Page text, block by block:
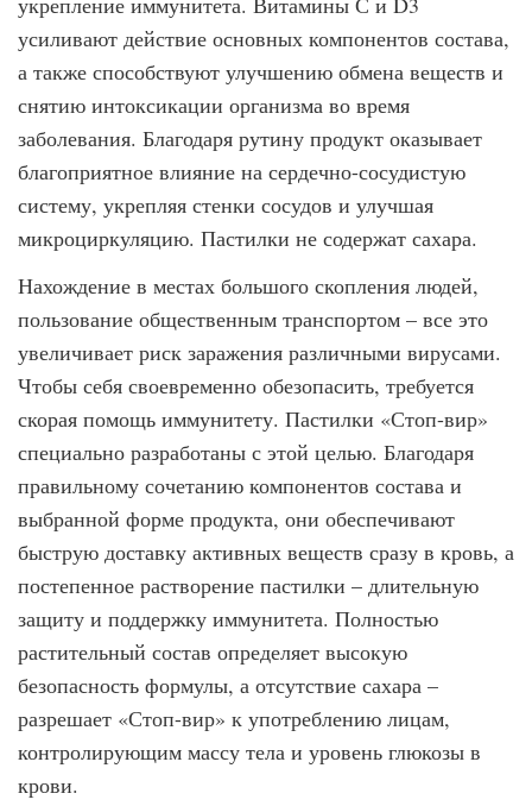
усиливают действие основных компонентов состава,
а также способствуют улучшению обмена веществ и
снятию интоксикации организма во время
заболевания. Благодаря рутину продукт оказывает
благоприятное влияние на сердечно-сосудистую
систему, укрепляя стенки сосудов и улучшая
микроциркуляцию. Пастилки не содержат сахара.
Нахождение в местах большого скопления людей,
пользование общественным транспортом – все это
увеличивает риск заражения различными вирусами.
Чтобы себя своевременно обезопасить, требуется
скорая помощь иммунитету. Пастилки «Стоп-вир»
специально разработаны с этой целью. Благодаря
правильному сочетанию компонентов состава и
выбранной форме продукта, они обеспечивают
быструю доставку активных веществ сразу в кровь, а
постепенное растворение пастилки – длительную
защиту и поддержку иммунитета. Полностью
растительный состав определяет высокую
безопасность формулы, а отсутствие сахара –
разрешает «Стоп-вир» к употреблению лицам,
контролирующим массу тела и уровень глюкозы в
крови.